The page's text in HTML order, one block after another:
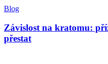
Blog
Závislost na kratomu:
přestat